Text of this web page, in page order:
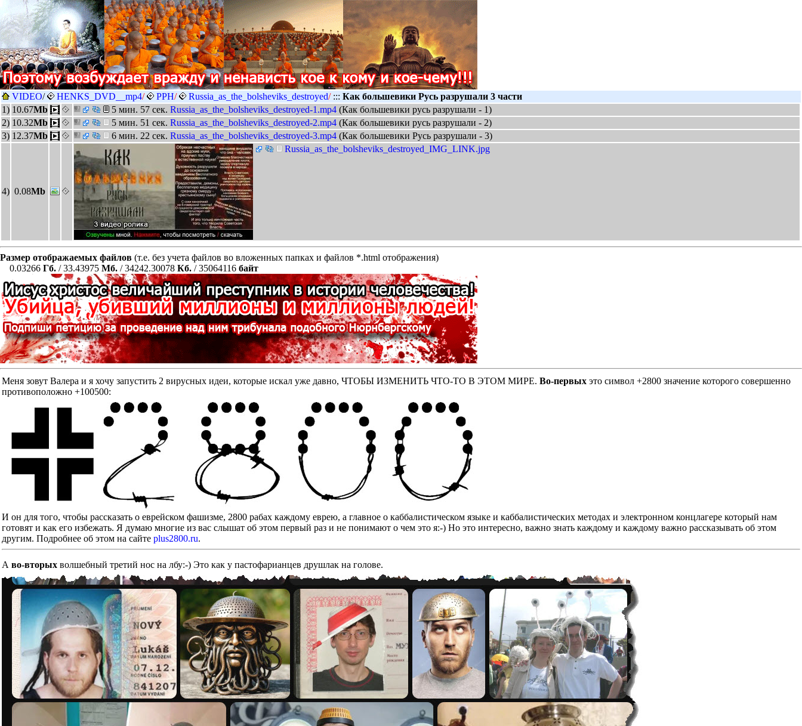
VIDEO/ HENKS_DVD__mp4/ PPH/ Russia_as_the_bolsheviks_destroyed/::: Как большевики Русь разрушали 3 части
1) 10.67Mb 5 мин. 57 сек. Russia_as_the_bolsheviks_destroyed-1.mp4 (Как большевики русь разрушали - 1)
2) 10.32Mb 5 мин. 51 сек. Russia_as_the_bolsheviks_destroyed-2.mp4 (Как большевики русь разрушали - 2)
3) 12.37Mb 6 мин. 22 сек. Russia_as_the_bolsheviks_destroyed-3.mp4 (Как большевики Русь разрушали - 3)
4) 0.08Mb
Russia_as_the_bolsheviks_destroyed_IMG_LINK.jpg
Размер отображаемых файлов (т.е. без учета файлов во вложенных папках и файлов *.html отображения)
0.03266 Гб. / 33.43975 Мб. / 34242.30078 Кб. / 35064116 байт
Меня зовут Валера и я хочу запустить 2 вирусных идеи, которые искал уже давно, ЧТОБЫ ИЗМЕНИТЬ ЧТО-ТО В ЭТОМ МИРЕ. Во-первых это символ +2800 значение которого совершенно
противоположно +100500:
И он для того, чтобы рассказать о еврейском фашизме, 2800 рабах каждому еврею, а главное о каббалистическом языке и каббалистических методах и электронном концлагере который нам
готовят и как его избежать. Я думаю многие из вас слышат об этом первый раз и не понимают о чем это я:-) Но это интересно, важно знать каждому и каждому важно рассказывать об этом
другим. Подробнее об этом на сайте plus2800.ru.
А во-вторых волшебный третий нос на лбу:-) Это как у пастофарианцев друшлак на голове.